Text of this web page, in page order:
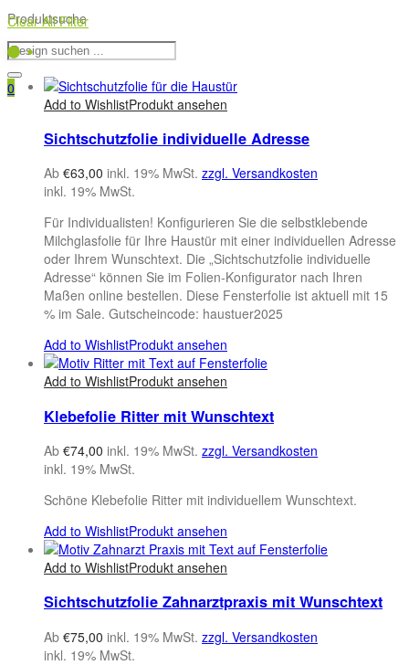
Produktsuche
0
Clear All Filter
Add to WishlistProdukt ansehen
Sichtschutzfolie individuelle Adresse
Ab €63,00 inkl. 19% MwSt. zzgl. Versandkosten
inkl. 19% MwSt.
Für Individualisten! Konfigurieren Sie die selbstklebende
Milchglasfolie für Ihre Haustür mit einer individuellen Adresse
oder Ihrem Wunschtext. Die „Sichtschutzfolie individuelle
Adresse“ können Sie im Folien-Konfigurator nach Ihren
Maßen online bestellen. Diese Fensterfolie ist aktuell mit 15
% im Sale. Gutscheincode: haustuer2025
Add to WishlistProdukt ansehen
Add to WishlistProdukt ansehen
Klebefolie Ritter mit Wunschtext
Ab €74,00 inkl. 19% MwSt. zzgl. Versandkosten
inkl. 19% MwSt.
Schöne Klebefolie Ritter mit individuellem Wunschtext.
Add to WishlistProdukt ansehen
Add to WishlistProdukt ansehen
Sichtschutzfolie Zahnarztpraxis mit Wunschtext
Ab €75,00 inkl. 19% MwSt. zzgl. Versandkosten
inkl. 19% MwSt.